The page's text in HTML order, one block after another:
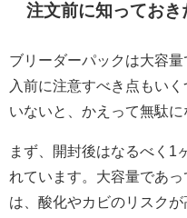
注文前に知っておき
ブリーダーパックは大容
入前に注意すべき点もい
いないと、かえって無駄に
まず、開封後はなるべく1
れています。大容量であ
は、酸化やカビのリスク